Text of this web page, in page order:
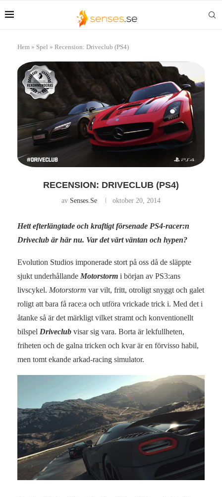
Hem » Spel » Recension: Driveclub (PS4)
RECENSION: DRIVECLUB (PS4)
av Senses.se oktober 20, 2014
Hett efterlängtade och kraftigt försenade PS4-racer:n
Driveclub är här nu. Var det värt väntan och hypen?
Evolution Studios imponerade stort på oss då de släppte
sjukt underhållande Motorstorm i början av PS3:ans
livscykel. Motorstorm var vilt, fritt, otroligt snyggt och galet
roligt att bara få race:a och utföra vrickade trick i. Med det i
åtanke så är det märkligt vilket stramt och konventionellt
bilspel Driveclub visar sig vara. Borta är lekfullheten,
friheten och de galna tricken och kvar är en förvisso habil,
men tomt ekande arkad-racing simulator.